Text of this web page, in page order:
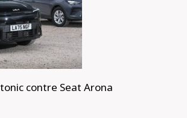
contre Seat Arona